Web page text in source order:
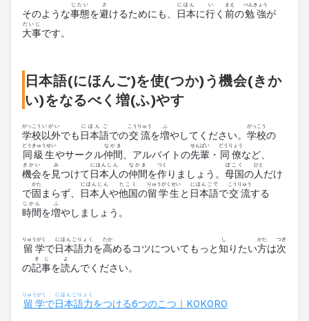
そのような事態
じたい
を避
さ
けるためにも、 日本
にほん
に行
い
く 前
まえ
の勉強
べんきょう
が
大事
だいじ
です。
日本語(にほんご)を使(つか)う機会(きか
い)をなるべく増(ふ)やす
学校
がっこう
以外
いがい
でも 日本語
にほんご
での交流
こうりゅう
を増
ふ
やしてください。 学校
がっこう
の
同級生
どうきゅうせい
やサークル仲間
なかま
、アルバイトの先輩
せんぱい
・ 同僚
どうりょう
など、
機会
きかい
を 見
み
つけて日本人
にほんじん
の仲間
なかま
を作
つく
りましょう。 母国
ぼこく
の人
ひと
だけ
で固
かた
まらず、 日本人
にほんじん
や他国
たこく
の留学生
りゅうがくせい
と 日本語
にほんごで
で交流
こうりゅう
する
時間
じかん
を増
ふ
やしましょう。
留学
りゅうがく
で日本語力
にほんごりょく
を高
たか
めるコツについてもっと知
し
りたい方
かた
は次
つぎ
の記事
きじ
を読
よ
んでください。
留学
りゅうがく
で日本語力
にほんごりょく
をつける6つのこつ｜KOKORO